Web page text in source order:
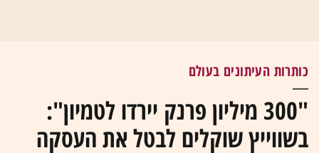
כותרות העיתונים בעולם
"300 מיליון פרנק יירדו לטמיון":
בשווייץ שוקלים לבטל את העסקה